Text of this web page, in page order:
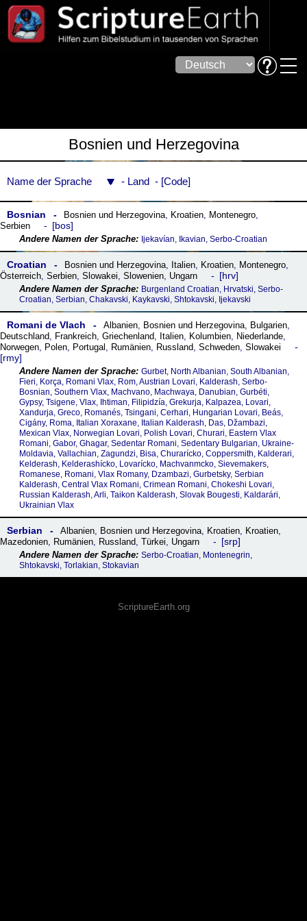
Bosnien und Herzegovina
Name der Sprache Land Code
Bosnian Bosnien und Herzegovina, Kroatien, Montenegro,
Serbien
bos
Ijekavían, Ikavian, Serbo-Croatian
Croatian Bosnien und Herzegovina, Italien, Kroatien, Montenegro,
Österreich, Serbien, Slowakei, Slowenien, Ungarn hrv
Burgenland Croatian, Hrvatski, Serbo-
Croatian, Serbian, Chakavski, Kaykavski, Shtokavski, Ijekavski
Romani de Vlach Albanien, Bosnien und Herzegovina, Bulgarien,
Deutschland, Frankreich, Griechenland, Italien, Kolumbien, Niederlande,
Norwegen, Polen, Portugal , Rumänien, Russland, Schweden, Slowakei
rmy
Gurbet, North Albanian, South Albanian,
Fieri, Korça, Romani Vlax, Rom, Austrian Lovari, Kalderash, Serbo-
Bosnian, Southern Vlax, Machvano, Machwaya, Danubian, Gurbéti,
Gypsy, Tsigene, Vlax, Ihtiman, Filipidzía, Grekurja, Kalpazea, Lovari,
Xandurja, Greco, Romanés, Tsingani, Cerhari, Hungarian Lovari, Beás,
Cigány, Roma, Italian Xoraxane, Italian Kalderash, Das, Džambazi,
Mexican Vlax, Norwegian Lovari, Polish Lovari, Churari, Eastern Vlax
Romani, Gabor, Ghagar, Sedentar Romani, Sedentary Bulgarian, Ukraine-
Moldavia, Vallachian, Zagundzi, Bisa, Churarícko, Coppersmith, Kalderari,
Kelderash, Kelderashícko, Lovarícko, Machvanmcko, Sievemakers,
Romanese, Romani, Vlax Romany, Dzambazi, Gurbetsky, Serbian
Kalderash, Central Vlax Romani, Crimean Romani, Chokeshi Lovari,
Russian Kalderash, Arli, Taikon Kalderash, Slovak Bougesti, Kaldarári,
Ukrainian Vlax
Serbian Albanien, Bosnien und Herzegovina, Kroatien, Kroatien,
Mazedonien, Rumänien, Russland, Türkei, Ungarn srp
Serbo-Croatian, Montenegrin,
Shtokavski, Torlakian, Stokavian
ScriptureEarth.org